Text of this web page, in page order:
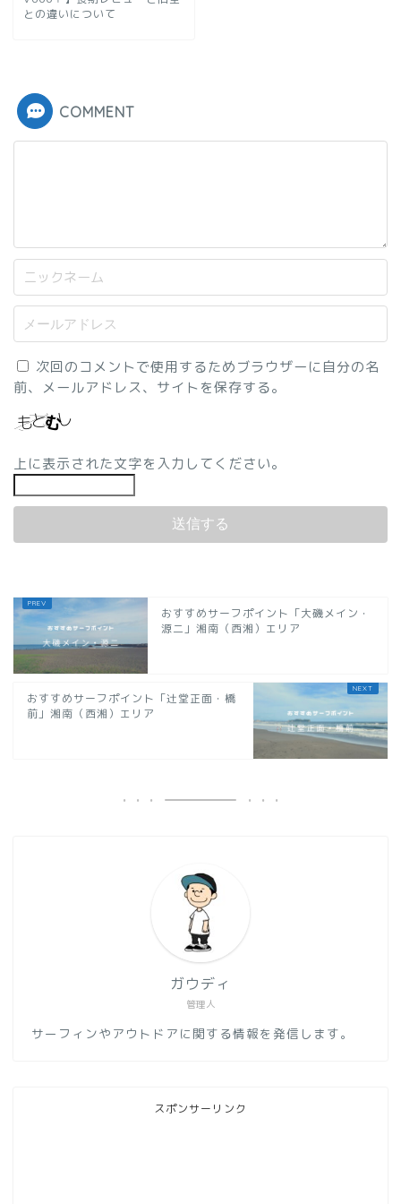
との違いについて
COMMENT
次回のコメントで使用するためブラウザーに自分の名
前、メールアドレス、サイトを保存する。
上に表示された文字を入力してください。
おすすめサーフポイント「大磯メイン・
源二」湘南（西湘）エリア
おすすめサーフポイント「辻堂正面・橋
前」湘南（西湘）エリア
管理人
ガウディ
サーフィンやアウトドアに関する情報を発信します。
スポンサーリンク